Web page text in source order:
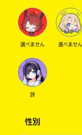
選べません 選べません
詩
性別